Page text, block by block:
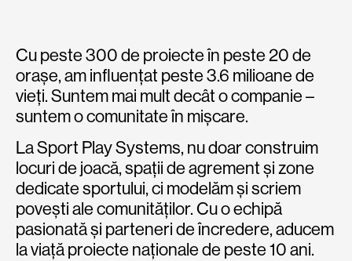
Cu peste 300 de proiecte în peste 20 de
orașe, am influențat peste 3.6 milioane de
vieți. Suntem mai mult decât o companie –
suntem o comunitate în mișcare.
La Sport Play Systems, nu doar construim
locuri de joacă, spații de agrement și zone
dedicate sportului, ci modelăm și scriem
povești ale comunităților. Cu o echipă
pasionată și parteneri de încredere, aducem
la viață proiecte naționale de peste 10 ani.